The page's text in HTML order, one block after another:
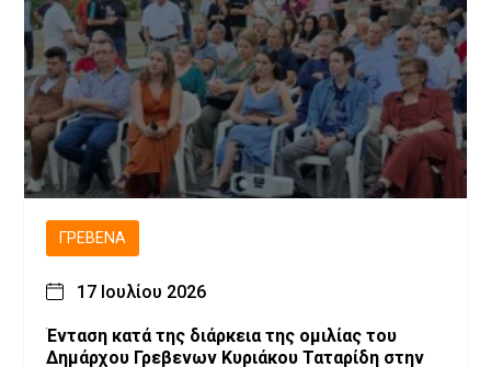
ΓΡΕΒΕΝΆ
17 Ιουλίου 2026
Ένταση κατά της διάρκεια της ομιλίας του
Δημάρχου Γρεβενων Κυριάκου Ταταρίδη στην